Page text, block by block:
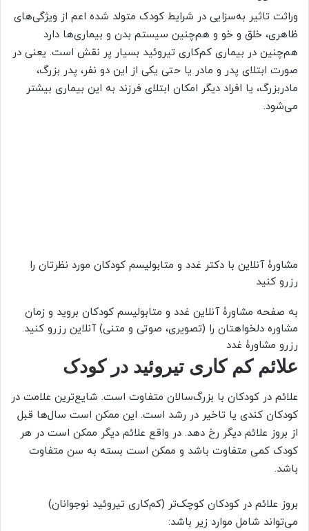
وراثت تاثیر به‌سزایی در شرایط کودک متولد شده اعم از ویژگی‌های
ظاهری، خلق و خو و هم‌چنین سیستم بدن و بیماری‌ها دارد
هم‌چنین در بیماری کم‌کاری تیروئید بسیار پر نقش است. یعنی در
صورت ابتلای پدر و مادر یا حتی یکی از این دو نفر، پدر بزرگ،
مادربزرگ، یا افراد دیگر امکان ابتلای فرزند به این بیماری بیشتر
می‌شود.
مشاورۀ آنلاین با دکتر غدد و متابولیسم کودکان مورد نظرتان را
رزرو کنید
به صفحه مشاورۀ آنلاین غدد و متابولیسم کودکان بروید و زمان
مشاوره دلخواهتان را (تصویری، صوتی و متنی) آنلاین رزرو کنید.
رزرو مشاورۀ غدد
علائم کم کاری تیروئید در کودک
علائم در کودکان با بزرگ‌سالان متفاوت است. شایع‌ترین علامت در
کودکان کندی یا تاخیر در رشد است. این ممکن است سال‌ها قبل
از بروز علائم دیگر رخ دهد. در واقع علائم دیگر ممکن است در هر
کودک کمی متفاوت باشد و ممکن است بسته به سن متفاوت
باشد.
بروز علائم در کودکان کوچک‌تر (کم‌کاری تیروئید نوجوانان)
می‌تواند شامل موارد زیر باشد: